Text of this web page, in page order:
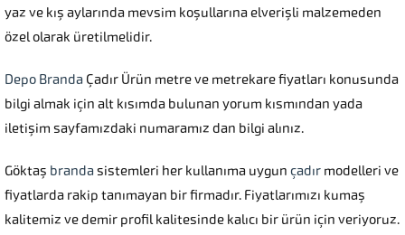
yaz ve kış aylarında mevsim koşullarına elverişli malzemeden
özel olarak üretilmelidir.
Depo Branda Çadır Ürün metre ve metrekare fiyatları konusunda
bilgi almak için alt kısımda bulunan yorum kısmından yada
iletişim sayfamızdaki numaramız dan bilgi alınız.
Göktaş branda sistemleri her kullanıma uygun çadır modelleri ve
fiyatlarda rakip tanımayan bir firmadır. Fiyatlarımızı kumaş
kalitemiz ve demir profil kalitesinde kalıcı bir ürün için veriyoruz.